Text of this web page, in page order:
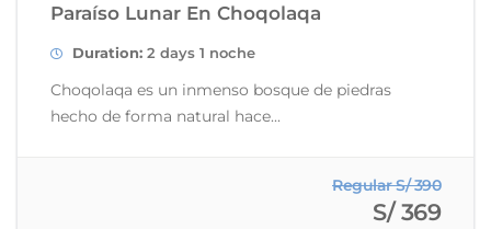
Paraíso Lunar En Choqolaqa
Duration: 2 days 1 noche
Choqolaqa es un inmenso bosque de piedras
hecho de forma natural hace...
Regular S/ 390
S/ 369